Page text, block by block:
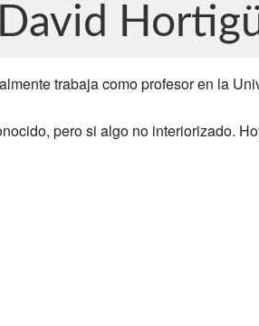
trabaja como profesor en la
pero si algo no interiorizado.